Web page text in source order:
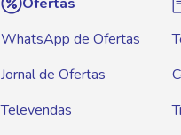
WhatsApp de Ofertas
Jornal de Ofertas
Televendas